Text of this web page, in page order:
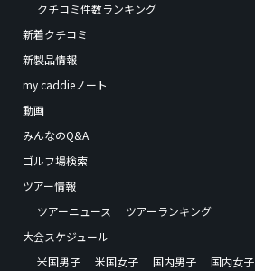
クチコミ件数ランキング
新着クチコミ
新製品情報
my caddieノート
動画
みんなのQ&A
ゴルフ場検索
ツアー情報
ツアーニュース
ツアーランキング
大会スケジュール
米国男子
米国女子 国内男子
国内女子